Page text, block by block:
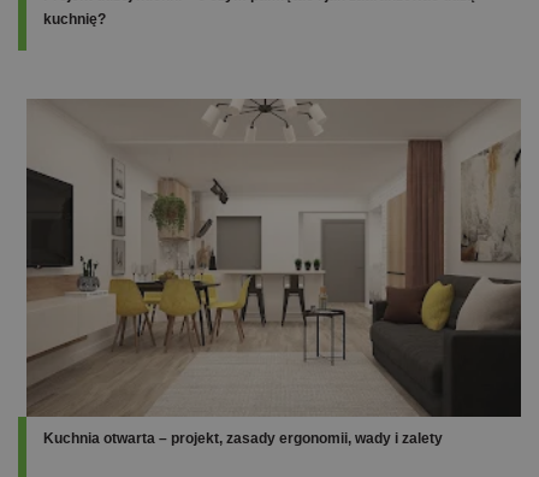
kuchnię?
Kuchnia otwarta – projekt, zasady ergonomii, wady i zalety